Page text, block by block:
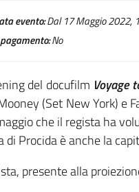
evento:Dal 17 Maggio 2022,
No
del docufilm Voyage
(Set New York) e
che il regista ha
di Procida è anche la
presente alla